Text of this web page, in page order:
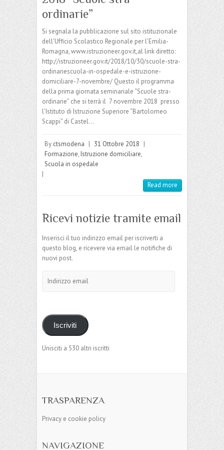
ordinarie”
Si segnala la pubblicazione sul sito istituzionale
dell’Ufficio Scolastico Regionale per l’Emilia-
Romagna, www.istruzioneer.gov.it,al link diretto:
http://istruzioneer.gov.it/2018/10/30/scuole-stra-
ordinariescuola-in-ospedale-e-istruzione-
domiciliare-7-novembre/ Questo il programma
della prima giornata seminariale “Scuole stra-
ordinarie” che si terrà il 7 novembre 2018 presso
l’Istituto di Istruzione Superiore “Bartolomeo
Scappi” di Castel…
By ctsmodena | 31 Ottobre 2018 |
Formazione, Istruzione domiciliare,
Scuola in ospedale
|
Read more
Ricevi notizie tramite email
Inserisci il tuo indirizzo email per iscriverti a
questo blog, e ricevere via email le notifiche di
nuovi post.
email
Iscriviti
Unisciti a 530 altri iscritti
TRASPARENZA
Privacy e cookie policy
NAVIGAZIONE